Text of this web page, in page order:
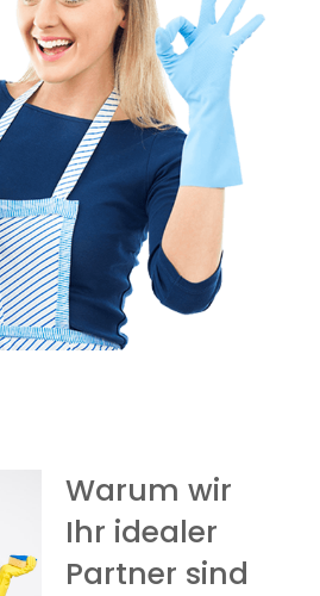
Warum wir
Ihr idealer
Partner sind